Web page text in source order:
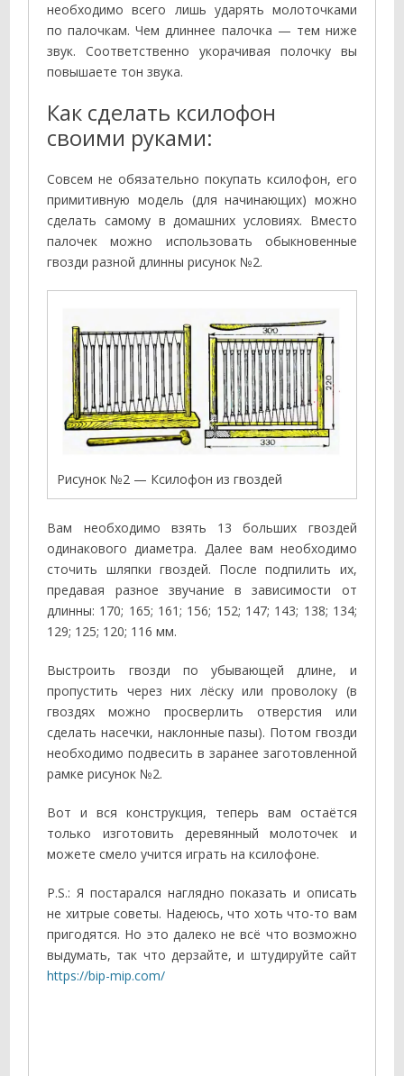
необходимо всего лишь ударять молоточками
по палочкам. Чем длиннее палочка — тем ниже
звук. Соответственно укорачивая полочку вы
повышаете тон звука.
Как сделать ксилофон
своими руками:
Совсем не обязательно покупать ксилофон, его
примитивную модель (для начинающих) можно
сделать самому в домашних условиях. Вместо
палочек можно использовать обыкновенные
гвозди разной длинны рисунок №2.
Рисунок №2 — Ксилофон из гвоздей
Вам необходимо взять 13 больших гвоздей
одинакового диаметра. Далее вам необходимо
сточить шляпки гвоздей. После подпилить их,
предавая разное звучание в зависимости от
длинны: 170; 165; 161; 156; 152; 147; 143; 138; 134;
129; 125; 120; 116 мм.
Выстроить гвозди по убывающей длине, и
пропустить через них лёску или проволоку (в
гвоздях можно просверлить отверстия или
сделать насечки, наклонные пазы). Потом гвозди
необходимо подвесить в заранее заготовленной
рамке рисунок №2.
Вот и вся конструкция, теперь вам остаётся
только изготовить деревянный молоточек и
можете смело учится играть на ксилофоне.
P.S.: Я постарался наглядно показать и описать
не хитрые советы. Надеюсь, что хоть что-то вам
пригодятся. Но это далеко не всё что возможно
выдумать, так что дерзайте, и штудируйте сайт
https://bip-mip.com/